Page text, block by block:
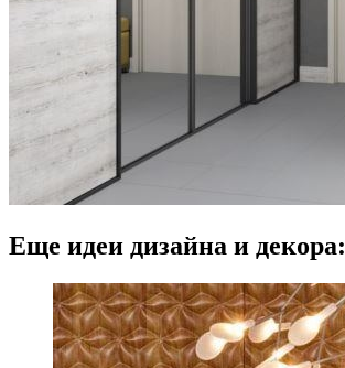
Еще идеи дизайна и декора: